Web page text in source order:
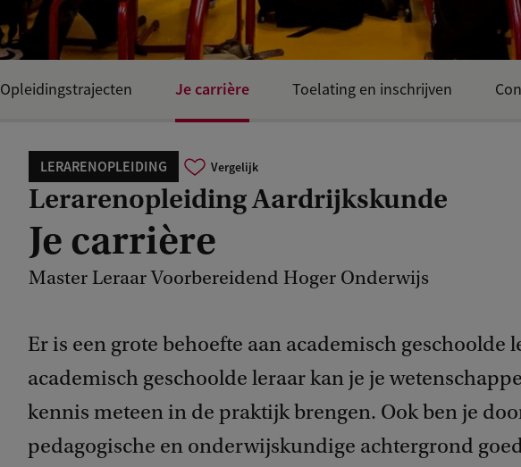
LERARENOPLEIDING Vergelijk
Lerarenopleiding Aardrijkskunde
Je carrière
Master Leraar Voorbereidend Hoger Onderwijs
Er is een grote behoefte aan academisch geschoolde
academisch geschoolde leraar kan je je
kennis meteen in de praktijk brengen. Ook ben je
pedagogische en onderwijskundige achtergrond
Opleidingstrajecten Je carrière Toelating en inschrijven